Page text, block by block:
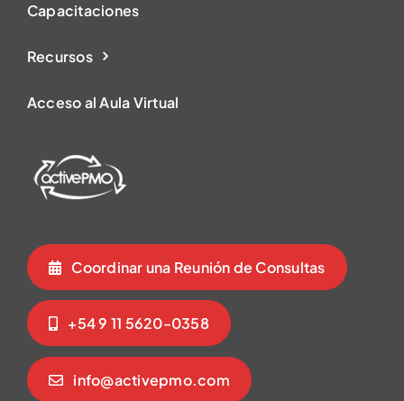
Capacitaciones
Recursos
Acceso al Aula Virtual
Coordinar una Reunión de Consultas
+54 9 11 5620-0358
info@activepmo.com